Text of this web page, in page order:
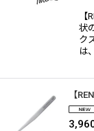
【
状
ク
は
【